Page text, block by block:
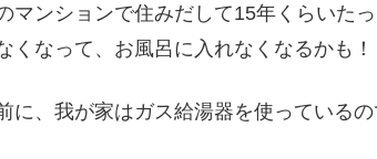
マンションで住みだして15年くらいた
くなって、お風呂に入れなくなるかも
に、我が家はガス給湯器を使っている